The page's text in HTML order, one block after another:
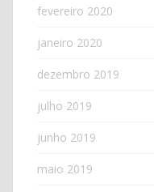
fevereiro 2020
janeiro 2020
dezembro 2019
julho 2019
junho 2019
maio 2019